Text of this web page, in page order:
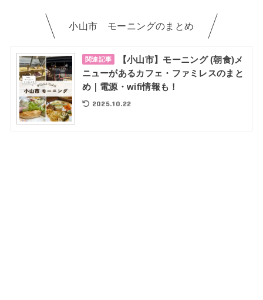
小山市 モーニングのまとめ
関連記事
【小山市】モーニング (朝食)メ
ニューがあるカフェ・ファミレスのまと
め｜電源・wifi情報も！
2025.10.22